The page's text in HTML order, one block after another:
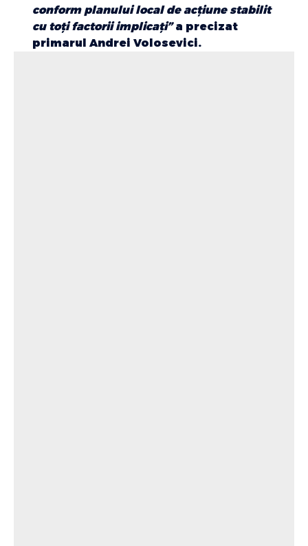
conform planului local de acțiune stabilit
cu toți factorii implicați”a precizat
primarul Andrei Volosevici.